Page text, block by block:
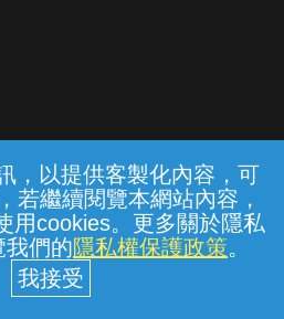
，以提供客製化內容，可
若繼續閱覽本網站內容，
用cookies。更多關於隱私
我們的隱私權保護政策。
服務條款 隱私權保護
限公司個人家庭分公司
96979949) © 2026
{{notifyMsg}}